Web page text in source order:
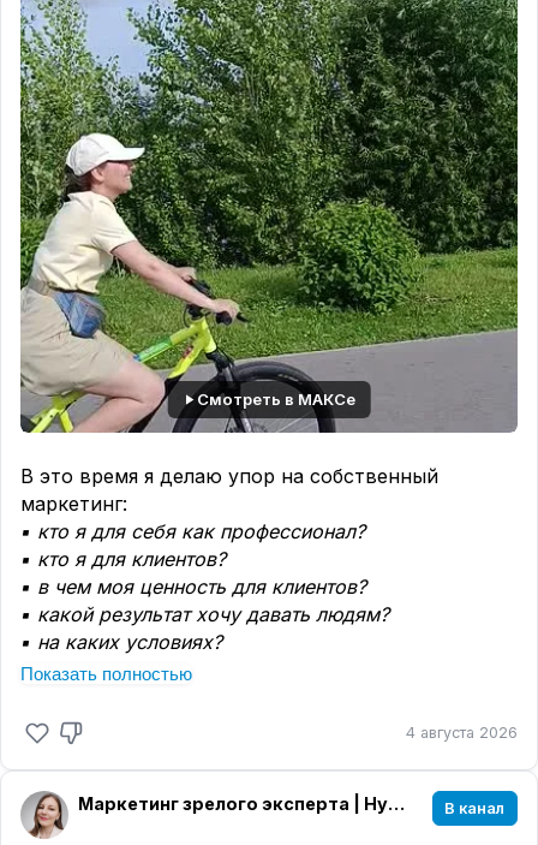
Смотреть в МАКСе
В это время я делаю упор на собственный
маркетинг:
▪️ кто я для себя как профессионал?
▪️ кто я для клиентов?
▪️ в чем моя ценность для клиентов?
▪️ какой результат хочу давать людям?
▪️ на каких условиях?
В этих вопросах кроется вся суть и дальнейший
Это не философские рассуждения и не попытка
найти себя. Это фундамент проекта, от которого
зависят:
✅ ваше позиционирование
Показать полностью
4 августа 2026
Маркетинг зрелого эксперта | Нурия Карычева В канал